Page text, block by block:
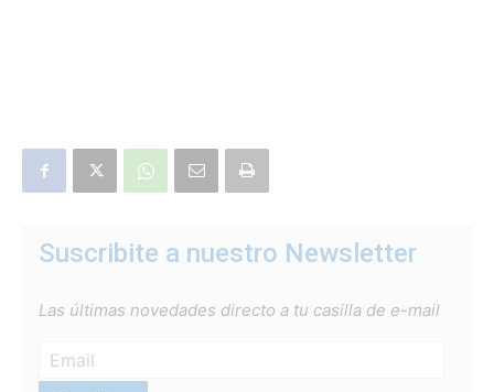
Suscribite a nuestro Newsletter
Las últimas novedades directo a tu casilla de e-mail